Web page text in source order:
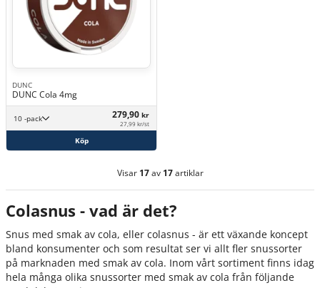
DUNC
DUNC Cola 4mg
10 -pack 279,90 kr
27,99 kr/st
Köp
Visar 17av 17artiklar
Colasnus - vad är det?
Snus med smak av cola, eller colasnus - är ett växande koncept
bland konsumenter och som resultat ser vi allt fler snussorter
på marknaden med smak av cola. Inom vårt sortiment finns idag
hela många olika snussorter med smak av cola från följande